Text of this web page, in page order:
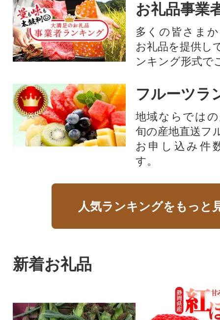
お礼品事業
多くの皆さま
お礼品を提供し
ンキング形式で
フルーツラ
地域ならでは
旬の産地直送フ
お申し込み件
す。
人気ランキングをもっと
新着お礼品